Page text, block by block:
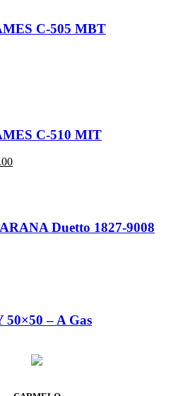
C-505 MBT
C-510 MIT
Duetto 1827-9008
– A Gas